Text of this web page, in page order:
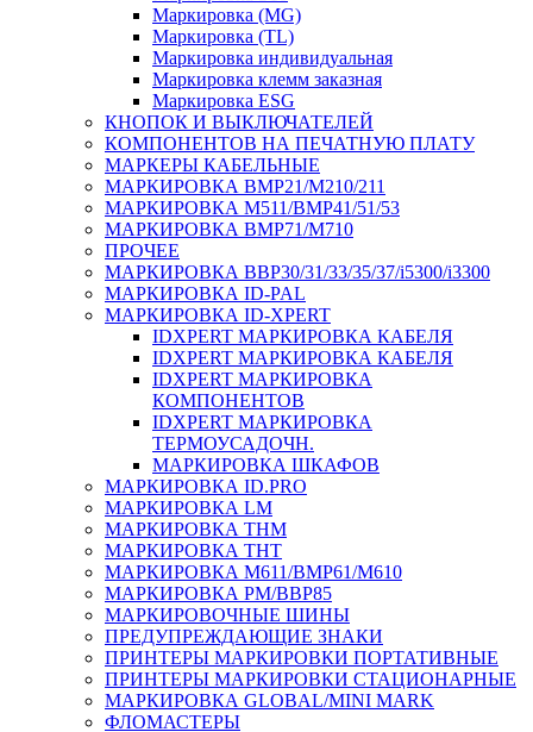
Маркировка (MG)
Маркировка (TL)
Маркировка индивидуальная
Маркировка клемм заказная
Маркировка ESG
КНОПОК И ВЫКЛЮЧАТЕЛЕЙ
КОМПОНЕНТОВ НА ПЕЧАТНУЮ ПЛАТУ
МАРКЕРЫ КАБЕЛЬНЫЕ
МАРКИРОВКА BMP21/M210/211
МАРКИРОВКА M511/BMP41/51/53
МАРКИРОВКА BMP71/M710
ПРОЧЕЕ
МАРКИРОВКА BBP30/31/33/35/37/i5300/i3300
МАРКИРОВКА ID-PAL
МАРКИРОВКА ID-XPERT
IDXPERT МАРКИРОВКА КАБЕЛЯ
IDXPERT МАРКИРОВКА КАБЕЛЯ
IDXPERT МАРКИРОВКА
КОМПОНЕНТОВ
IDXPERT МАРКИРОВКА
ТЕРМОУСАДОЧН.
МАРКИРОВКА ШКАФОВ
МАРКИРОВКА ID.PRO
МАРКИРОВКА LM
МАРКИРОВКА THM
МАРКИРОВКА THT
МАРКИРОВКА M611/BMP61/M610
МАРКИРОВКА PM/BBP85
МАРКИРОВОЧНЫЕ ШИНЫ
ПРЕДУПРЕЖДАЮЩИЕ ЗНАКИ
ПРИНТЕРЫ МАРКИРОВКИ ПОРТАТИВНЫЕ
ПРИНТЕРЫ МАРКИРОВКИ СТАЦИОНАРНЫЕ
МАРКИРОВКА GLOBAL/MINI MARK
ФЛОМАСТЕРЫ